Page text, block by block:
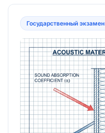
Государственный экзамен